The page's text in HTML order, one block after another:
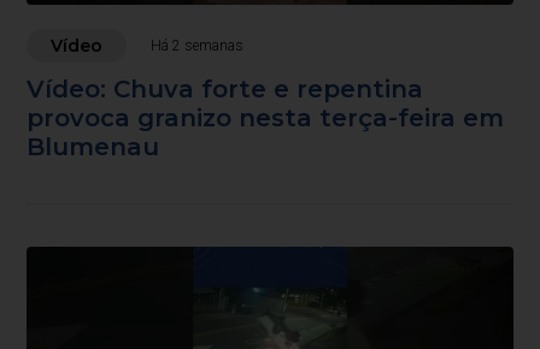
Vídeo Há 2 semanas
Vídeo: Chuva forte e repentina
provoca granizo nesta terça-feira em
Blumenau